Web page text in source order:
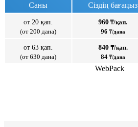
Саны
Сіздің бағаңыз
от 20 қап.
(от 200 дана)
960 ₸/қап.
96 ₸/дана
от 63 қап.
(от 630 дана)
840 ₸/қап.
84 ₸/дана
WebPack